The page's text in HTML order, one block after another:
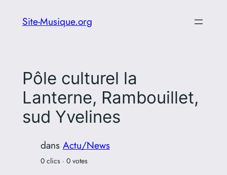
Site-Musique.org
Pôle culturel la
Lanterne, Rambouillet,
sud Yvelines
dans Actu/News
0 clics · 0 votes